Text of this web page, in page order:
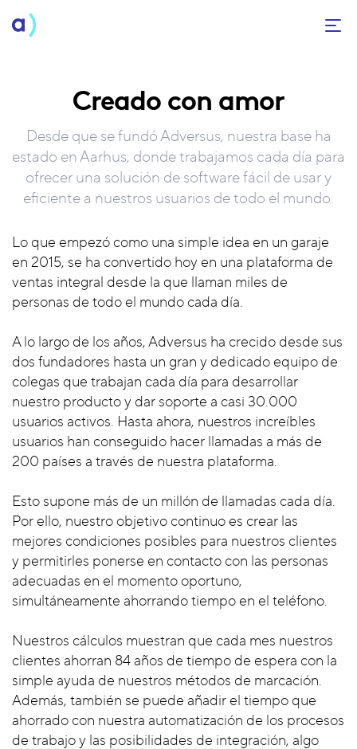
Creado con amor
Desde que se fundó Adversus, nuestra base ha
estado en Aarhus, donde trabajamos cada día para
ofrecer una solución de software fácil de usar y
eficiente a nuestros usuarios de todo el mundo.
Lo que empezó como una simple idea en un garaje
en 2015, se ha convertido hoy en una plataforma de
ventas integral desde la que llaman miles de
personas de todo el mundo cada día.
A lo largo de los años, Adversus ha crecido desde sus
dos fundadores hasta un gran y dedicado equipo de
colegas que trabajan cada día para desarrollar
nuestro producto y dar soporte a casi 30.000
usuarios activos. Hasta ahora, nuestros increíbles
usuarios han conseguido hacer llamadas a más de
200 países a través de nuestra plataforma.
Esto supone más de un millón de llamadas cada día.
Por ello, nuestro objetivo continuo es crear las
mejores condiciones posibles para nuestros clientes
y permitirles ponerse en contacto con las personas
adecuadas en el momento oportuno,
simultáneamente ahorrando tiempo en el teléfono.
Nuestros cálculos muestran que cada mes nuestros
clientes ahorran 84 años de tiempo de espera con la
simple ayuda de nuestros métodos de marcación.
Además, también se puede añadir el tiempo que
ahorrado con nuestra automatización de los procesos
de trabajo y las posibilidades de integración, algo